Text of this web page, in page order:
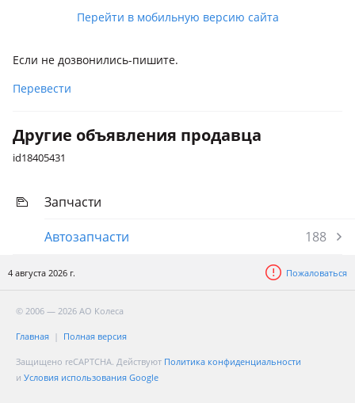
Перейти в мобильную версию сайта
Фото по запросу.
Если не дозвонились-пишите.
Перевести
Другие объявления продавца
id18405431
Запчасти
Автозапчасти
188
4 августа 2026 г. Пожаловаться
© 2006 — 2026 АО Колеса
Главная Полная версия
Защищено reCAPTCHA. Действуют Политика конфиденциальности
и Условия использования Google